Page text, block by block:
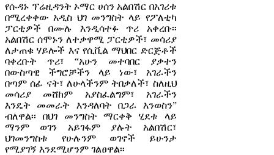
የሱዳኑ ፕሬዚዳንት ኦማር ሀሰን አልበሽር በአገሪቱ
በሚረቀቀው አዲስ ህገ መንግስት ላይ የፖለቲካ
ፓርቲዎች በሙሉ እንዲሳተፉ ጥሪ አቀረቡ፡፡
አልበሽር ሰሞኑን ለተቃዋሚ ፓርቲዎች፣ መሳሪያ
ለታጠቁ ሃይሎች እና የሲቪል ማህበር ድርጅቶች
ባቀረቡት ጥሪ፣ “አሁን መተባበር ያቃተን
በውስጣዊ ችግሮቻችን ላይ ነው፣ አገራችን
በጣም ሰፊ ናት፣ ለሁላችንም ትበቃለች፣ ስለዚህ
መሳሪያ መሸከም አያስፈልግም፣ አገራችን
እንዴት መመራት እንዳለባት በጋራ እንወስን”
ብለዋል፡፡ በህገ መንግስት ማርቀቅ ሂደቱ ላይ
ማንም ወገን አይገፋም ያሉት አልበሽር፣
ህገመንግስቱ የሁሉንም ወገኖች ይሁንታ
የሚያገኝ እንደሚሆንም ገልፀዋል፡፡